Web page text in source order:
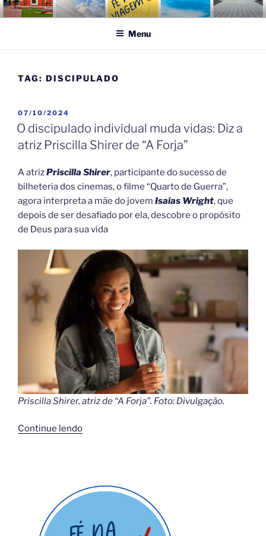
Pular
para
conteúdo
FÉ NA VIAGEM
Turismo Religioso
Menu
TAG: DISCIPULADO
PUBLICADO
EM
07/10/2024
O discipulado individual muda vidas: Diz a
atriz Priscilla Shirer de “A Forja”
A atrizPriscilla Shirer, participante do sucesso de
bilheteria dos cinemas, o filme “Quarto de Guerra”,
agora interpreta a mãe do jovem Isaías Wright, que
depois de ser desafiado por ela, descobre o propósito
de Deus para sua vida
Priscilla Shirer, atriz de “A Forja”. Foto: Divulgação.
Continue lendo“O
vidas:
Diz
atriz